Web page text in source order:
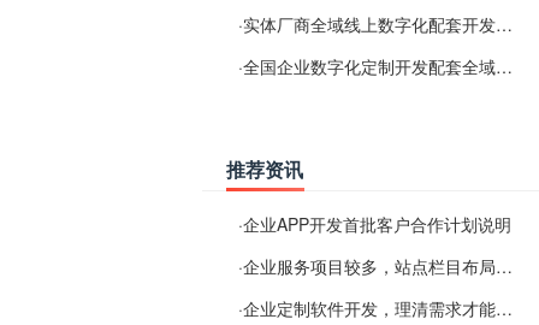
·实体厂商全域线上数字化配套开发与地域检索优化服务
·全国企业数字化定制开发配套全域搜索优化服务
推荐资讯
·企业APP开发首批客户合作计划说明
·企业服务项目较多，站点栏目布局规划参考思路
·企业定制软件开发，理清需求才能提升数字化落地效率